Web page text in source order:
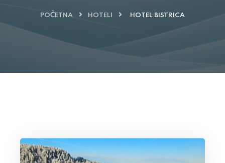
POČETNA HOTELI HOTEL BISTRICA